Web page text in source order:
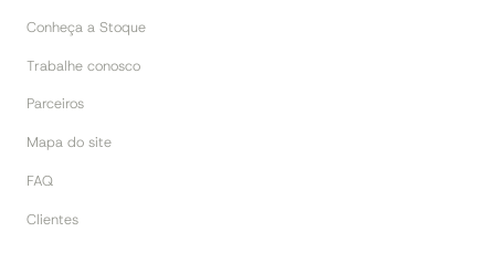
Conheça a Stoque
Trabalhe conosco
Parceiros
Mapa do site
FAQ
Clientes